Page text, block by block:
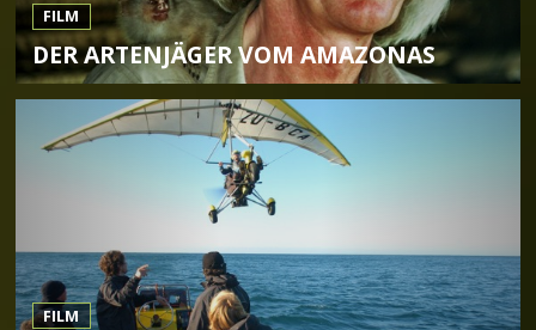
FILM
DER ARTENJÄGER VOM AMAZONAS
FILM